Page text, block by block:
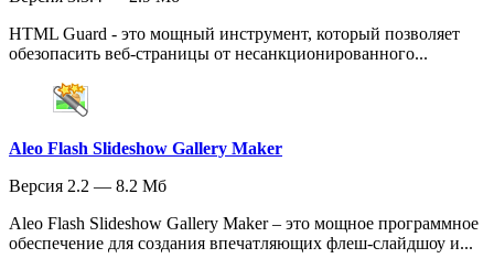
HTML Guard - это мощный инструмент, который позволяет
обезопасить веб-страницы от несанкционированного...
Aleo Flash Slideshow Gallery Maker
Версия 2.2 — 8.2 Мб
Aleo Flash Slideshow Gallery Maker – это мощное программное
обеспечение для создания впечатляющих флеш-слайдшоу и...